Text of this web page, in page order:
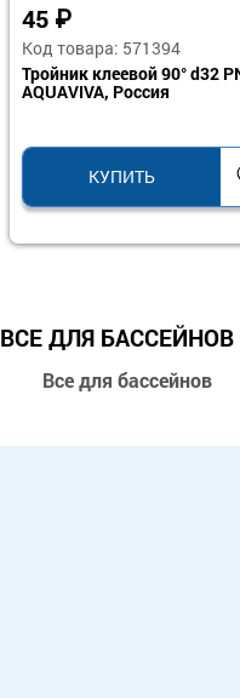
45 ₽
Код товара: 571394
Тройник клеевой 90° d32
AQUAVIVA, Россия
КУПИТЬ
ВСЕ ДЛЯ
Все для бассейнов